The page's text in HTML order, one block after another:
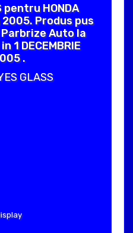
pentru HONDA
2005. Produs pus
Auto la
1 DECEMBRIE
.
GLASS